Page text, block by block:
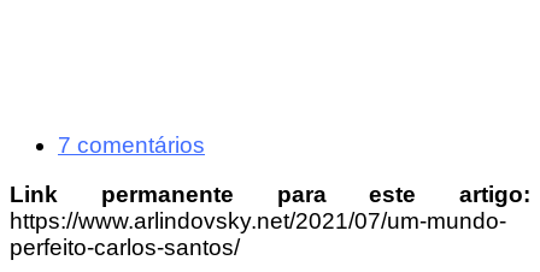
7 comentários
Link permanente para este artigo:
https://www.arlindovsky.net/2021/07/um-mundo-
perfeito-carlos-santos/